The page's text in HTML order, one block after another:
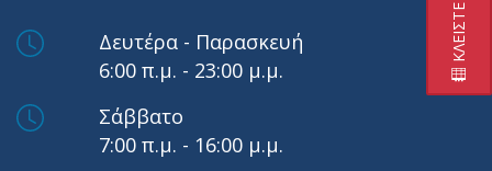
Δευτέρα - Παρασκευή
6:00 π.μ. - 23:00 μ.μ.
Σάββατο
7:00 π.μ. - 16:00 μ.μ.